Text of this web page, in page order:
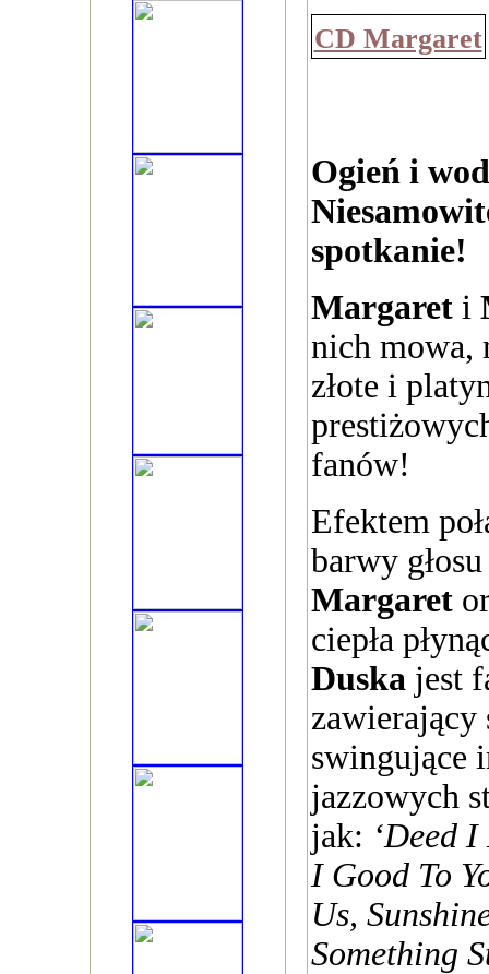
CD Margaret
Ogień i
spotkanie!
Margareti
nich mowa,
złote i
fanów!
Efektem
barwy
Margaret
ciepła
Duskajest
zawierający
swingujące
jazzowych
jak: ‘Deed
I Good To
Us,
Something